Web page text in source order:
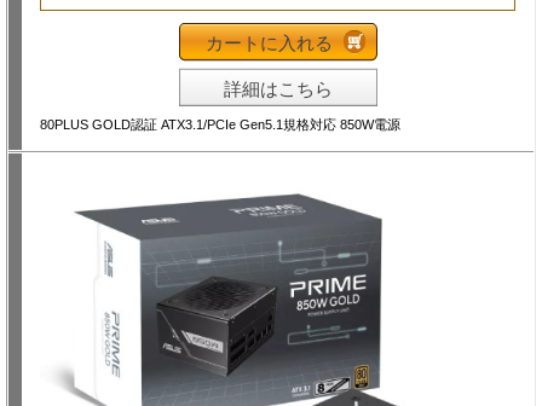
カートに入れる
詳細はこちら
80PLUS GOLD認証 ATX3.1/PCIe Gen5.1規格対応 850W電源